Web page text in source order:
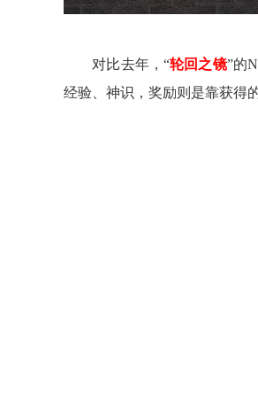
对比去年，“轮回之镜”的
经验、神识，奖励则是靠获得